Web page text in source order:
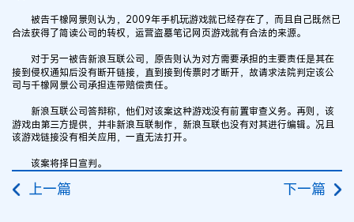
被告千橡网景则认为，2009年手机玩游戏就已经存在了，而且自己既然已
合法获得了简读公司的转权，运营盗墓笔记网页游戏就有合法的来源。
对于另一被告新浪互联公司，原告则认为对方需要承担的主要责任是其在
接到侵权通知后没有断开链接，直到接到传票时才断开，故请求法院判定该公
司与千橡网景公司承担连带赔偿责任。
新浪互联公司答辩称，他们对该案这种游戏没有前置审查义务。再则，该
游戏由第三方提供，并非新浪互联制作，新浪互联也没有对其进行编辑。况且
该游戏链接没有相关应用，一直无法打开。
该案将择日宣判。
上一篇 下一篇